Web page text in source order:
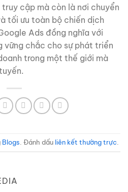
cập mà còn là nơi chuyển
tối ưu toàn bộ chiến dịch
Ads đồng nghĩa với
vững chắc cho sự phát triển
trong một thế giới mà
Blogs . Đánh dấu liên kết thường trực